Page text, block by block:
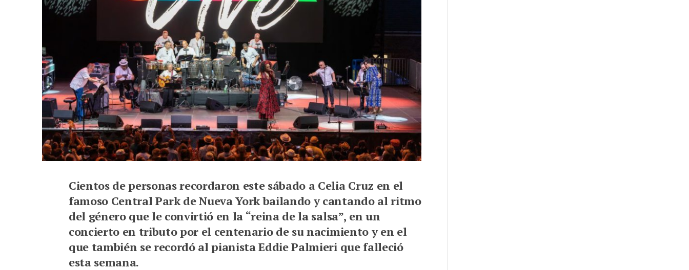
Cientos de personas recordaron este sábado a Celia Cruz en el
famoso Central Park de Nueva York bailando y cantando al ritmo
del género que le convirtió en la “reina de la salsa”, en un
concierto en tributo por el centenario de su nacimiento y en el
que también se recordó al pianista Eddie Palmieri que falleció
esta semana.